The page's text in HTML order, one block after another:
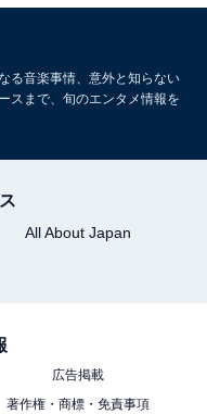
!!』『ネメシス』など
を演じ分け、着実に
る音楽事情、意外と知らない
スまで、旬のエンタメ情報を
All About Japan
広告掲載
著作権・商標・免責事項